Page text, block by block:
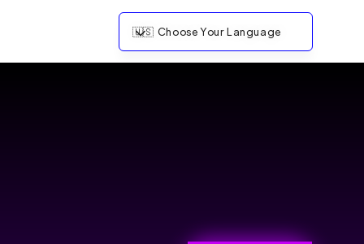
🇺🇸 Choose Your Language